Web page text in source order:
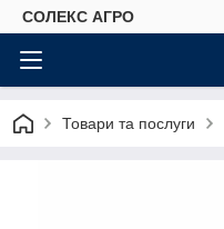
СОЛЕКС АГРО
Товари та послуги